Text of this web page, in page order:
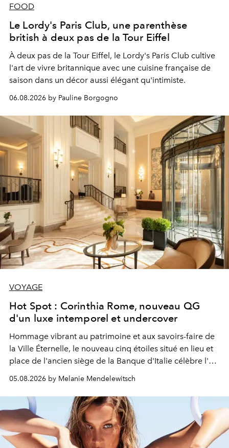
FOOD
Le Lordy's Paris Club, une parenthèse
british à deux pas de la Tour Eiffel
À deux pas de la Tour Eiffel, le Lordy's Paris Club cultive
l'art de vivre britannique avec une cuisine française de
saison dans un décor aussi élégant qu'intimiste.
06.08.2026 by Pauline Borgogno
VOYAGE
Hot Spot : Corinthia Rome, nouveau QG
d'un luxe intemporel et undercover
Hommage vibrant au patrimoine et aux savoirs-faire de
la Ville Éternelle, le nouveau cinq étoiles situé en lieu et
place de l'ancien siège de la Banque d'Italie célèbre l'art
de vivre Romain dans toute son élégance intemporelle.
05.08.2026 by Melanie Mendelewitsch